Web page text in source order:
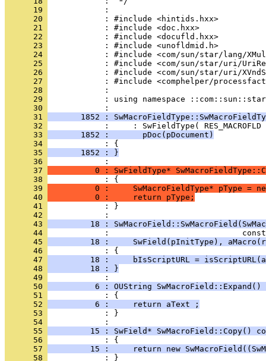
      19
      20
      21
      22
      23
      24
      25
      26
      27
      28
      29
: using namespace
      30
      31
1852 :
      32
      33
       1852 :       pDoc(pDocument)
      34
      35
       1852 : }
      36
      37
0 : SwFieldType*
      38
      39
0 :     SwMacroFieldType* pType =
      40
          0 :     return pType;
      41
            : }
      42
      43
18 :
      44
      45
18 :     SwField(pInitType),
      46
      47
18 :     bIsScriptURL =
      48
         18 : }
      49
      50
6 : OUString SwMacroField::Expand()
      51
      52
          6 :     return aText ;
      53
            : }
      54
      55
15 : SwField* SwMacroField::Copy()
      56
      57
15 :     return new
      58
            : }